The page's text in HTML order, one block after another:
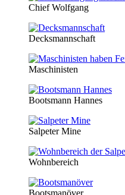
Chief Wolfgang
Decksmannschaft
Maschinisten
Bootsmann Hannes
Salpeter Mine
Wohnbereich
Bootsmanöver